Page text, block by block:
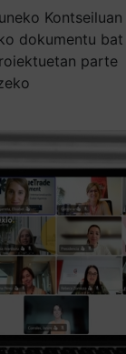
Kontseiluan
dokumentu bat
parte